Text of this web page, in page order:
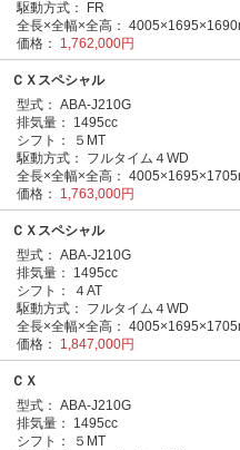
駆動方式： FR
全長×全幅×全高：
価格：
1,762,000円
ＣＸスペシャル
型式： ABA-J210G
排気量：
1495cc
シフト：
５MT
駆動方式：
フルタイム４WD
全長×全幅×全高：
価格：
1,763,000円
ＣＸスペシャル
型式： ABA-J210G
排気量：
1495cc
シフト：
４AT
駆動方式：
フルタイム４WD
全長×全幅×全高：
価格：
1,847,000円
ＣＸ
型式： ABA-J210G
排気量：
1495cc
シフト：
５MT